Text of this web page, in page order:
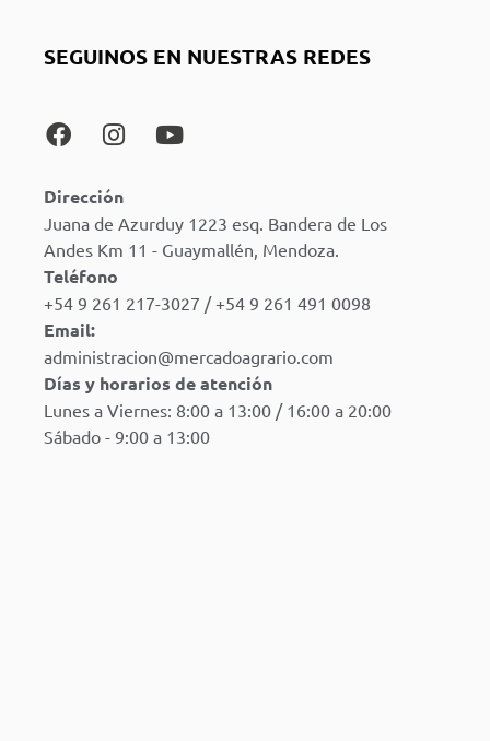
SEGUINOS EN NUESTRAS REDES
Dirección
Juana de Azurduy 1223 esq. Bandera de Los
Andes Km 11 - Guaymallén, Mendoza.
Teléfono
+54 9 261 217-3027 / +54 9 261 491 0098
Email:
administracion@mercadoagrario.com
Días y horarios de atención
Lunes a Viernes: 8:00 a 13:00 / 16:00 a 20:00
Sábado - 9:00 a 13:00